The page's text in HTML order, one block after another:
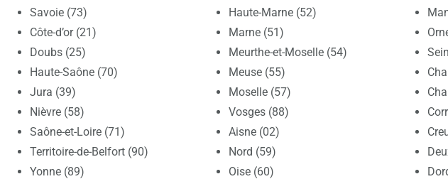
Savoie (73)
Côte-d’or (21)
Doubs (25)
Haute-Saône (70)
Jura (39)
Nièvre (58)
Saône-et-Loire (71)
Territoire-de-Belfort (90)
Yonne (89)
Haute-Marne (52)
Marne (51)
Meurthe-et-Moselle (54)
Meuse (55)
Moselle (57)
Vosges (88)
Aisne (02)
Nord (59)
Oise (60)